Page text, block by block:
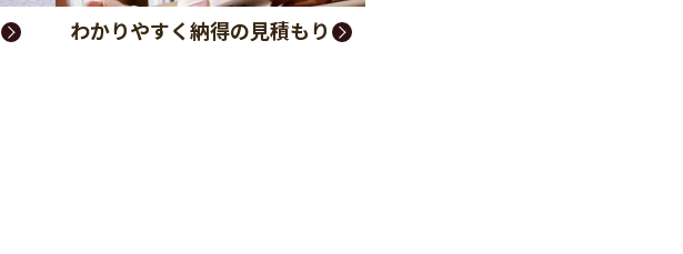
わかりやすく納得の見積もり